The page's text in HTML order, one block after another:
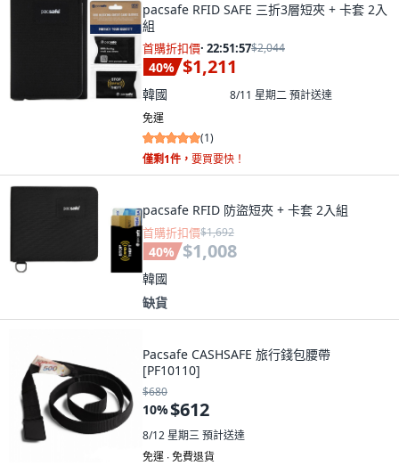
pacsafe RFID SAFE 三折3層短夾 + 卡套 2入
組
首購折扣價· 22:51:55$2,044
40% $1,211
韓國 8/11 星期二預計送達
免運
(1)
僅剩1件， 要買要快！
pacsafe RFID 防盜短夾 + 卡套 2入組
首購折扣價$1,692
40% $1,008
韓國
缺貨
Pacsafe CASHSAFE 旅行錢包腰帶
[PF10110]
$680
10%$612
8/12 星期三預計送達
免運 ∙ 免費退貨